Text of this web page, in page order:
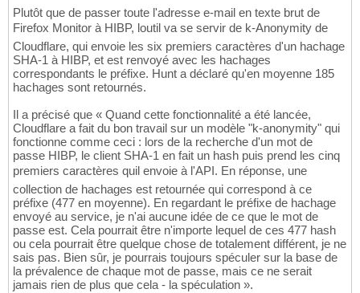
Plutôt que de passer toute l'adresse e-mail en texte brut de
Firefox Monitor à HIBP, loutil va se servir de k-Anonymity de
Cloudflare, qui envoie les six premiers caractères d'un hachage
SHA-1 à HIBP, et est renvoyé avec les hachages
correspondants le préfixe. Hunt a déclaré qu'en moyenne 185
hachages sont retournés.
Il a précisé que « Quand cette fonctionnalité a été lancée,
Cloudflare a fait du bon travail sur un modèle "k-anonymity" qui
fonctionne comme ceci : lors de la recherche d'un mot de
passe HIBP, le client SHA-1 en fait un hash puis prend les cinq
premiers caractères quil envoie à l'API. En réponse, une
collection de hachages est retournée qui correspond à ce
préfixe (477 en moyenne). En regardant le préfixe de hachage
envoyé au service, je n'ai aucune idée de ce que le mot de
passe est. Cela pourrait être n'importe lequel de ces 477 hash
ou cela pourrait être quelque chose de totalement différent, je ne
sais pas. Bien sûr, je pourrais toujours spéculer sur la base de
la prévalence de chaque mot de passe, mais ce ne serait
jamais rien de plus que cela - la spéculation ».